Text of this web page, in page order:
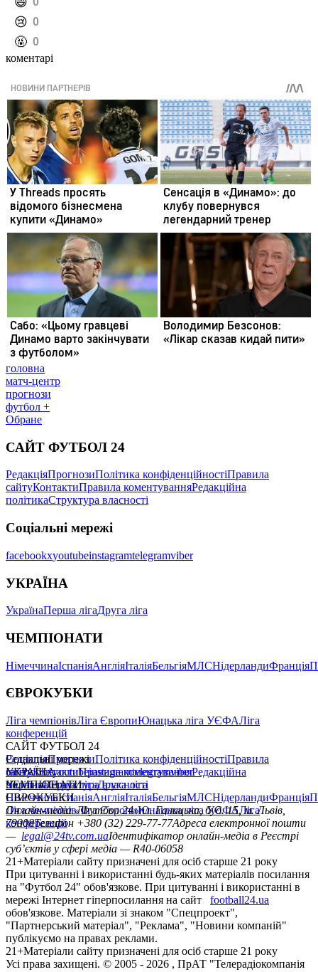
️😢 0
️🤬 0
коментарі
головна
матч-центр
прогнози
футбол +
Обране
САЙТ ФУТБОЛ 24
РедакціяПрогнозиПолітика конфіденційностіПравила
сайтуКонтактиПравила коментуванняРедакційна
політикаСтруктура власності
Соціальні мережі
facebookxyoutubeinstagramtelegramviber
УКРАЇНА
УкраїнаПерша лігаДруга ліга
ЧЕМПІОНАТИ
НімеччинаІспаніяАнгліяІталіяБельгіяМЛСНідерландиФранція
ЄВРОКУБКИ
Ліга чемпіонівЛіга ЄвропиЮнацька ліга УЄФАЛіга
конференцій
САЙТ ФУТБОЛ 24
РедакціяПрогнозиПолітика конфіденційностіПравила
сайтуКонтактиПравила коментуванняРедакційна
політикаСтруктура власності
Соціальні мережі
facebookxyoutubeinstagramtelegramviber
УКРАЇНА
УкраїнаПерша лігаДруга ліга
ЧЕМПІОНАТИ
НімеччинаІспаніяАнгліяІталіяБельгіяМЛСНідерландиФранція
ЄВРОКУБКИ
Ліга чемпіонівЛіга ЄвропиЮнацька ліга УЄФАЛіга
конференцій
Онлайн-медіа «Футбол 24»пл. Галицька, буд. 15, м. Львів,
79008Телефон +380 (32) 229-77-77Адреса електронної пошти
— legal@24tv.com.uaІдентифікатор онлайн-медіа в Реєстрі
суб’єктів у сфері медіа — R40-06058
21+Матеріали сайту призначені для осіб старше 21 року
При цитуванні і використанні будь-яких матеріалів посилання
на "Футбол 24" обов'язкове. При цитуванні і використанні в
мережі Інтернет гіперпосилання на сайт
football24.ua
обов'язкове. Матеріали зі знаком "Спецпроект",
"Партнерський матеріал", "Реклама", "Новини компаній"
публікуємо на правах реклами.
21+Матеріали сайту призначені для осіб старше 21 року
Усi права захищенi. © 2005 - 2026 , ПрАТ "Телерадіокомпанія